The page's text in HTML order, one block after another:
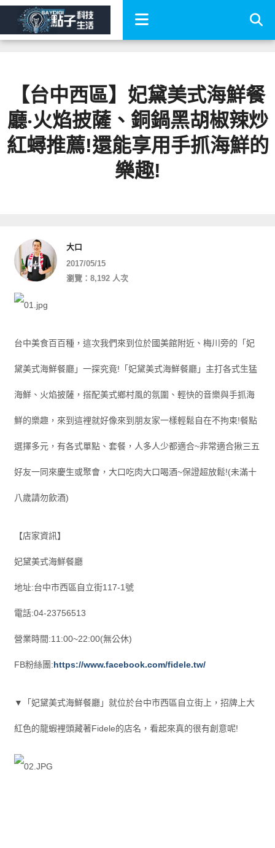
【台中西區】妃黛美式海鮮餐
廳‧火焰披薩、銅鍋黑胡椒辣炒
紅蟳推薦!還能享用手抓海鮮的
樂趣!
大口
2017/05/15
瀏覽：8,192 人次
台中美食百百種，這次我們來到位於國美館附近、梅川旁的「妃
黛美式海鮮餐廳」一探究竟!「妃黛美式海鮮餐廳」主打各式生猛
海鮮、火焰披薩，搭配美式鄉村風的氛圍、輕快的音樂與手抓海
鮮的樂趣，來到這裡就好像來到朋友家一樣輕鬆自在不拘束!餐點
選擇多元，有各式單點、套餐，人多人少都適合~非常適合揪三五
好友一同來慶生或聚會，大口吃肉大口喝酒~保證超放鬆!(未滿十
八歲請勿飲酒)
【店家資訊】
妃黛美式海鮮餐廳
地址:台中市西區自立街117-1號
電話:04-23756513
營業時間:11:00~22:00(無公休)
FB粉絲團:https://www.facebook.com/fidele.tw/
▼「妃黛美式海鮮餐廳」就位於台中市西區自立街上，招牌上大
紅色的龍蝦裡頭藏著Fidele的店名，看起來真的很有創意呢!